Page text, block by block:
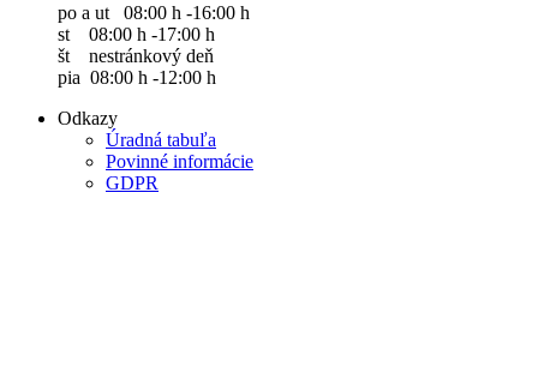
po a ut 08:00 h -16:00 h
st 08:00 h -17:00 h
št nestránkový deň
pia 08:00 h -12:00 h
Odkazy
Úradná tabuľa
Povinné informácie
GDPR